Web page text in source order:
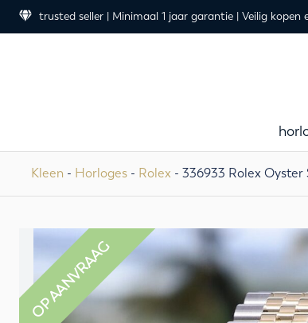
trusted seller | Minimaal 1 jaar garantie | Veilig kopen
Kleen - Horloges - Rolex - 336933 Rolex
OP AANVRAAG